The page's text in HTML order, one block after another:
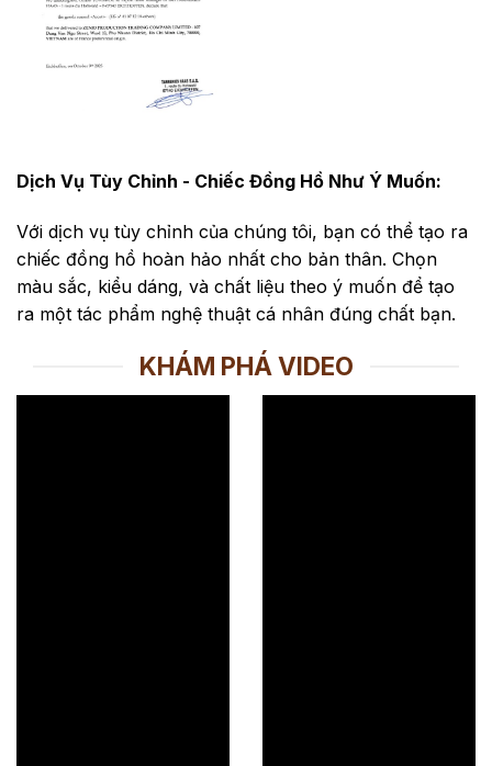
Dịch Vụ Tùy Chỉnh - Chiếc Đồng Hồ Như Ý Muốn:
Với dịch vụ tùy chỉnh của chúng tôi, bạn có thể tạo ra
chiếc đồng hồ hoàn hảo nhất cho bản thân. Chọn
màu sắc, kiểu dáng, và chất liệu theo ý muốn để tạo
ra một tác phẩm nghệ thuật cá nhân đúng chất bạn.
KHÁM PHÁ VIDEO